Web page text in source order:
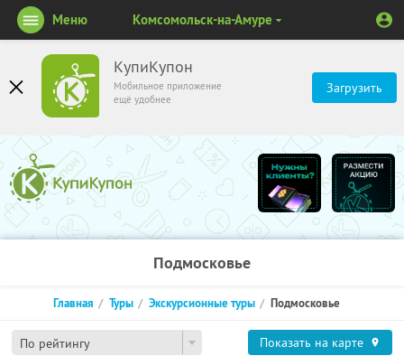
КупиКупон
Мобильное приложение
ещё удобнее
Загрузить
Меню Комсомольск-на-Амуре
Подмосковье
По рейтингу
Главная Туры Экскурсионные туры Подмосковье
Показать на карте